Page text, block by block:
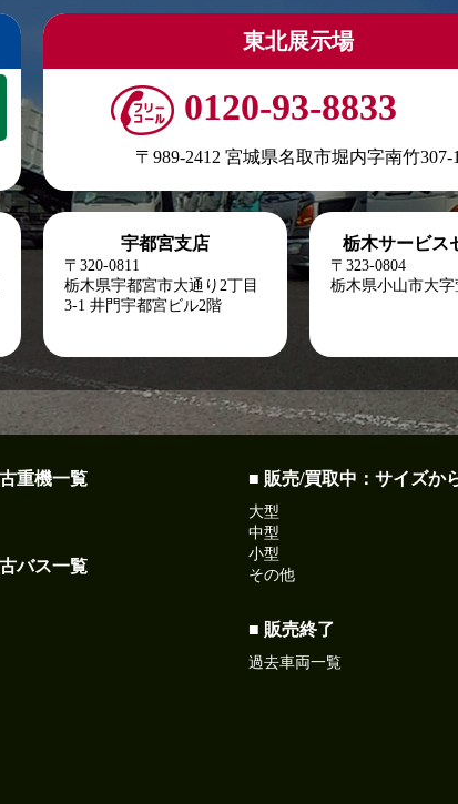
東北展示場
0120-93-8833
〒989-2412 宮城県名取市堀内字南竹307-1
宇都宮支店
〒320-0811
栃木県宇都宮市大通り2丁目
3-1 井門宇都宮ビル2階
栃木サービス
〒323-0804
栃木県小山市大字
重機一覧
バス一覧
■ 販売/買取中：サイズか
大型
中型
小型
その他
■ 販売終了
過去車両一覧